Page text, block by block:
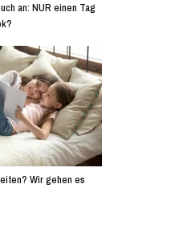
an: NUR einen Tag
Wir gehen es